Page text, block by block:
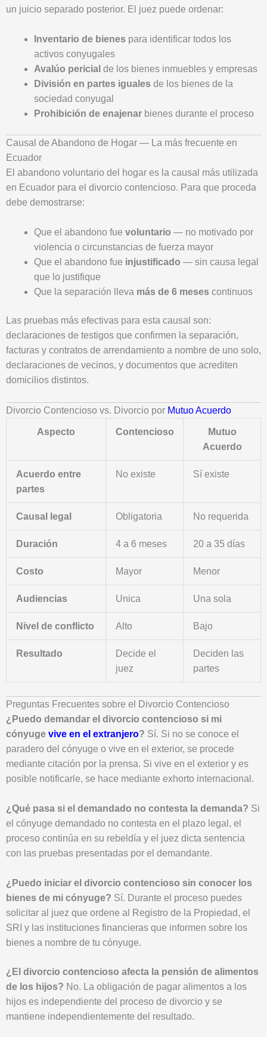
un juicio separado posterior. El juez puede ordenar:
Inventario de bienespara identificar todos los
activos conyugales
Avalúo pericial de los bienes inmuebles y empresas
División en partes igualesde los bienes de la
sociedad conyugal
Prohibición de enajenarbienes durante el proceso
Causal de Abandono de Hogar — La más frecuente en
Ecuador
El abandono voluntario del hogar es la causal más utilizada
en Ecuador para el divorcio contencioso. Para que proceda
debe demostrarse:
Que el abandono fue voluntario — no motivado por
violencia o circunstancias de fuerza mayor
Que el abandono fue injustificado — sin causa legal
que lo justifique
Que la separación lleva más de 6 mesescontinuos
Las pruebas más efectivas para esta causal son:
declaraciones de testigos que confirmen la separación,
facturas y contratos de arrendamiento a nombre de uno solo,
declaraciones de vecinos, y documentos que acrediten
domicilios distintos.
Divorcio Contencioso vs. Divorcio por Mutuo Acuerdo
Aspecto Contencioso
Mutuo
Acuerdo
Acuerdo entre
partes
No existe Sí existe
Causal legal Obligatoria No requerida
Duración 4 a 6 meses 20 a 35 días
Costo Mayor Menor
Audiencias Unica Una sola
Nivel de conflicto Alto Bajo
Resultado
Decide el
juez
Deciden las
partes
Preguntas Frecuentes sobre el Divorcio Contencioso
¿Puedo demandar el divorcio contencioso si mi
cónyuge vive en el extranjero? Sí. Si no se conoce el
paradero del cónyuge o vive en el exterior, se procede
mediante citación por la prensa. Si vive en el exterior y es
posible notificarle, se hace mediante exhorto internacional.
¿Qué pasa si el demandado no contesta la demanda? Si
el cónyuge demandado no contesta en el plazo legal, el
proceso continúa en su rebeldía y el juez dicta sentencia
con las pruebas presentadas por el demandante.
¿Puedo iniciar el divorcio contencioso sin conocer los
bienes de mi cónyuge? Sí. Durante el proceso puedes
solicitar al juez que ordene al Registro de la Propiedad, el
SRI y las instituciones financieras que informen sobre los
bienes a nombre de tu cónyuge.
¿El divorcio contencioso afecta la pensión de alimentos
de los hijos? No. La obligación de pagar alimentos a los
hijos es independiente del proceso de divorcio y se
mantiene independientemente del resultado.